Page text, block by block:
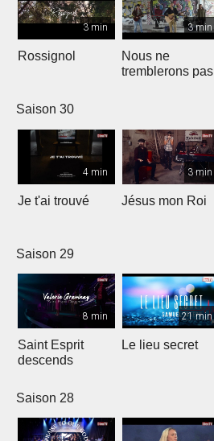
3 min
Rossignol
3 min
Nous ne
tremblerons pas
Saison 30
4 min
Je t'ai trouvé
3 min
Jésus mon Roi
Saison 29
8 min
Saint Esprit
descends
21 min
Le lieu secret
Saison 28